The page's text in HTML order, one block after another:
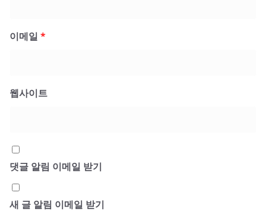
이메일 *
웹사이트
댓글 알림 이메일 받기
새 글 알림 이메일 받기